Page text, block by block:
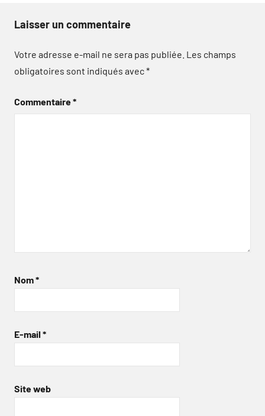
Laisser un commentaire
Votre adresse e-mail ne sera pas publiée. Les champs
obligatoires sont indiqués avec*
Commentaire*
Nom*
E-mail *
Site web